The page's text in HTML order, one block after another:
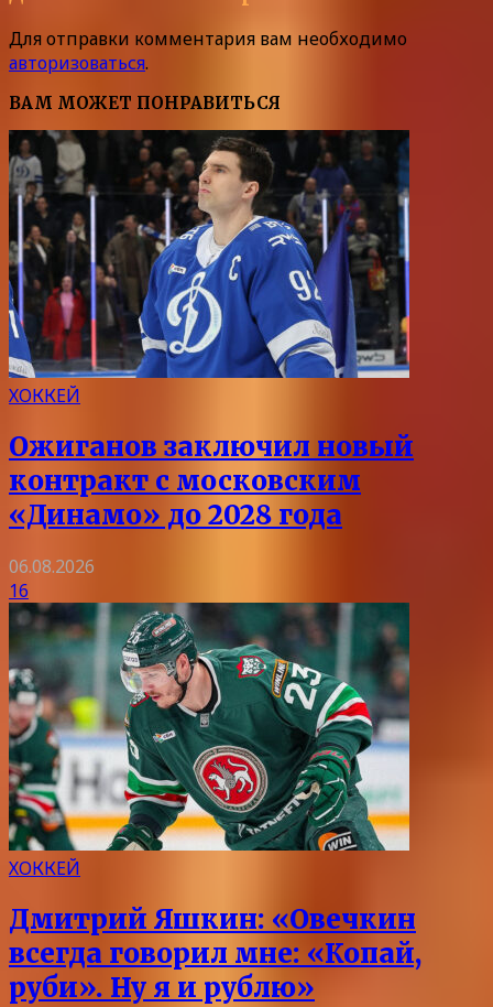
Для отправки комментария вам необходимо
авторизоваться.
ВАМ МОЖЕТ ПОНРАВИТЬСЯ
ХОККЕЙ
Ожиганов заключил новый
контракт с московским
«Динамо» до 2028 года
06.08.2026
16
ХОККЕЙ
Дмитрий Яшкин: «Овечкин
всегда говорил мне: «Копай,
руби». Ну я и рублю»